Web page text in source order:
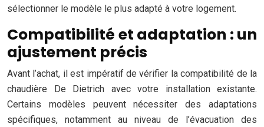
sélectionner le modèle le plus adapté à votre logement.
Compatibilité et adaptation : un
ajustement précis
Avant l’achat, il est impératif de vérifier la compatibilité de la
chaudière De Dietrich avec votre installation existante.
Certains modèles peuvent nécessiter des adaptations
spécifiques, notamment au niveau de l’évacuation des